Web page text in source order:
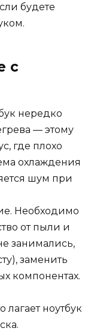
будете
с
нередко
— этому
где плохо
охлаждения
шум при
Необходимо
от пыли и
занимались,
заменить
компонентах.
лагает ноутбук